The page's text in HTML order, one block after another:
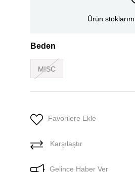
Ürün
Beden
MISC
Favorilere Ekle
Karşılaştır
Gelince Haber Ver